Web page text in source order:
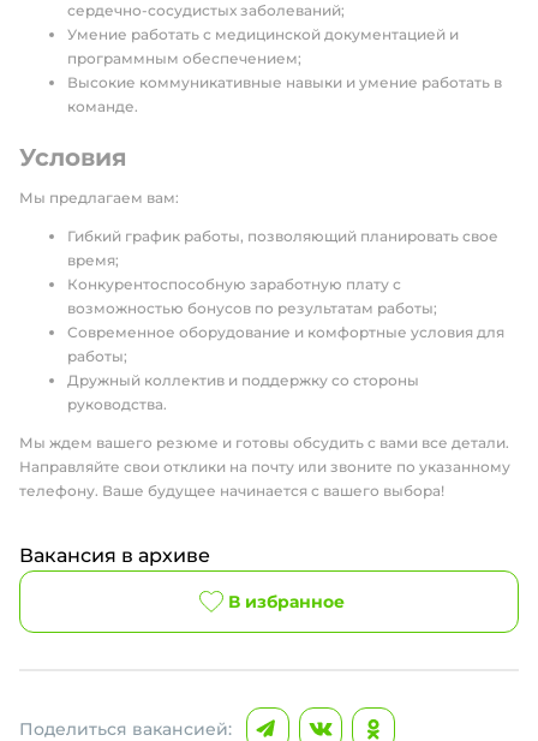
сердечно-сосудистых заболеваний;
Умение работать с медицинской документацией и
программным обеспечением;
Высокие коммуникативные навыки и умение работать в
команде.
Условия
Мы предлагаем вам:
Гибкий график работы, позволяющий планировать свое
время;
Конкурентоспособную заработную плату с
возможностью бонусов по результатам работы;
Современное оборудование и комфортные условия для
работы;
Дружный коллектив и поддержку со стороны
руководства.
Мы ждем вашего резюме и готовы обсудить с вами все детали.
Направляйте свои отклики на почту или звоните по указанному
телефону. Ваше будущее начинается с вашего выбора!
Вакансия в архиве
В избранное
Поделиться вакансией: